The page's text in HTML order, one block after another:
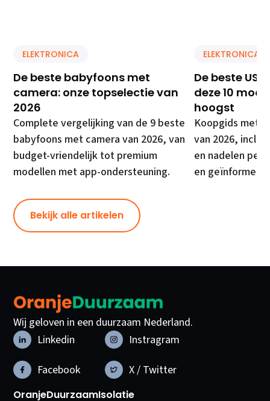
ELEKTRONICA
De beste babyfoons met
camera: onze topselectie van
2026
Complete vergelijking van de 9 beste
babyfoons met camera van 2026, van
budget-vriendelijk tot premium
modellen met app-ondersteuning.
ELEKTRONICA
De beste
deze 10
hoogst
Koopgids met
van 2026,
en nadelen per
en
Bekijk alle artikelen
Wij geloven in een duurzaam Nederland.
Linkedin
Instragram
Facebook
X / Twitter
OranjeDuurzaamIsolatie